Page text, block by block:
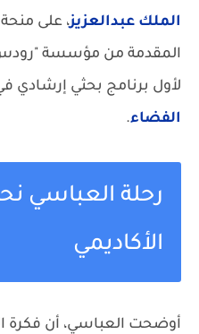
الملك عبدالعزيز، على
المقدمة من مؤسسة
لأول برنامج بحثي إرشادي
الفضاء.
رحلة العباسي
الأكاديمي
أوضحت العباسي، أن فكرة